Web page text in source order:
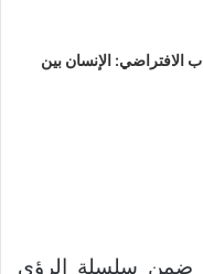
الافتراضي: الإنسان بين
ضمن سلسلة الرؤى